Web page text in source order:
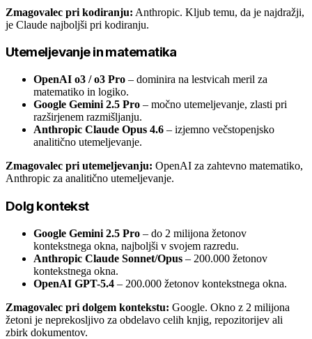
Zmagovalec pri kodiranju: Anthropic. Kljub temu, da je najdražji,
je Claude najboljši pri kodiranju.
Utemeljevanje in matematika
OpenAI o3 / o3 Pro – dominira na lestvicah meril za
matematiko in logiko.
Google Gemini 2.5 Pro – močno utemeljevanje, zlasti pri
razširjenem razmišljanju.
Anthropic Claude Opus 4.6 – izjemno večstopenjsko
analitično utemeljevanje.
Zmagovalec pri utemeljevanju: OpenAI za zahtevno matematiko,
Anthropic za analitično utemeljevanje.
Dolg kontekst
Google Gemini 2.5 Pro – do 2 milijona žetonov
kontekstnega okna, najboljši v svojem razredu.
Anthropic Claude Sonnet/Opus – 200.000 žetonov
kontekstnega okna.
OpenAI GPT-5.4 – 200.000 žetonov kontekstnega okna.
Zmagovalec pri dolgem kontekstu: Google. Okno z 2 milijona
žetoni je neprekosljivo za obdelavo celih knjig, repozitorijev ali
zbirk dokumentov.